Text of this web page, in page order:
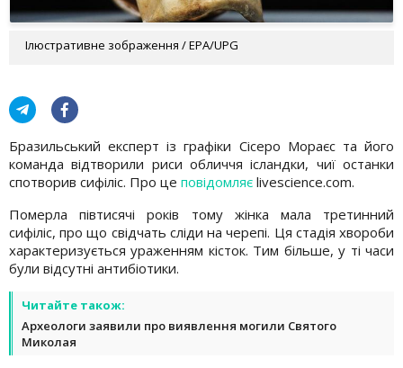
Ілюстративне зображення / EPA/UPG
Бразильський експерт із графіки Сісеро Мораєс та його
команда відтворили риси обличчя ісландки, чиї останки
спотворив сифіліс. Про це повідомляє livescience.com.
Померла півтисячі років тому жінка мала третинний
сифіліс, про що свідчать сліди на черепі. Ця стадія хвороби
характеризується ураженням кісток. Тим більше, у ті часи
були відсутні антибіотики.
Читайте також:
Археологи заявили про виявлення могили Святого
Миколая